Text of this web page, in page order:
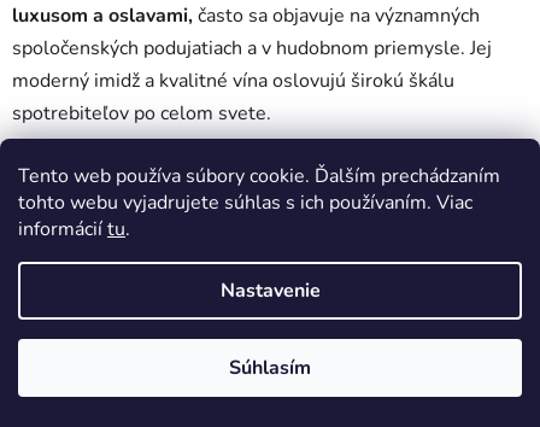
Tento web používa súbory cookie. Ďalším prechádzaním
tohto webu vyjadrujete súhlas s ich používaním. Viac
informáciítu.
Nastavenie
Súhlasím
luxusom a oslavami,často sa objavuje na významných
spoločenských podujatiach a v hudobnom priemysle. Jej
moderný imidž a kvalitné vína oslovujú širokú škálu
spotrebiteľov po celom svete.
Žiadne produkty značky Luc Belairesa nenašli...
Vytvoril Shoptet
DobrePitie.sk. Všetky práva vyhradené.
Upraviť nastavenie cookies